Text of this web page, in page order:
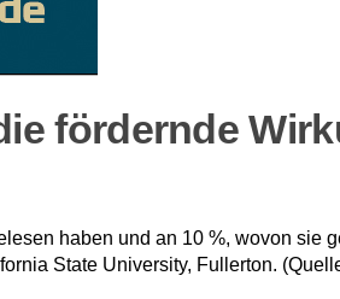
fördernde
haben und an 10 %, wovon sie
State University, Fullerton.